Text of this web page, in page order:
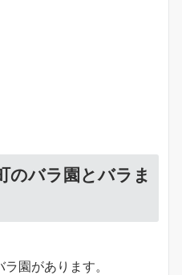
のバラ園とバラま
園があります。